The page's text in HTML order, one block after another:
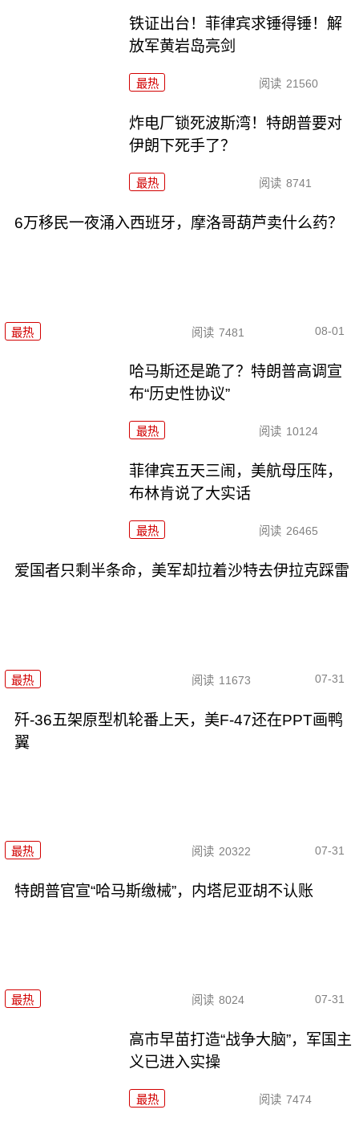
铁证出台！菲律宾求锤得锤！解
放军黄岩岛亮剑
最热 阅读 21560
炸电厂锁死波斯湾！特朗普要对
伊朗下死手了？
最热 阅读 8741
6万移民一夜涌入西班牙，摩洛哥葫芦卖什么药？
最热 阅读 7481 08-01
哈马斯还是跪了？特朗普高调宣
布“历史性协议”
最热 阅读 10124
菲律宾五天三闹，美航母压阵，
布林肯说了大实话
最热 阅读 26465
爱国者只剩半条命，美军却拉着沙特去伊拉克踩雷
最热 阅读 11673 07-31
歼-36五架原型机轮番上天，美F-47还在PPT画鸭
翼
最热 阅读 20322 07-31
特朗普官宣“哈马斯缴械”，内塔尼亚胡不认账
最热 阅读 8024 07-31
高市早苗打造“战争大脑”，军国主
义已进入实操
最热 阅读 7474